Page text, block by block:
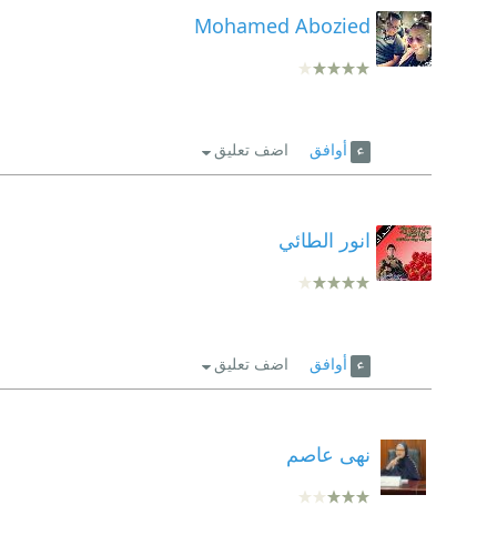
Mohamed Abozied
أوافق اضف تعليق
انور الطائي
أوافق اضف تعليق
نهى عاصم